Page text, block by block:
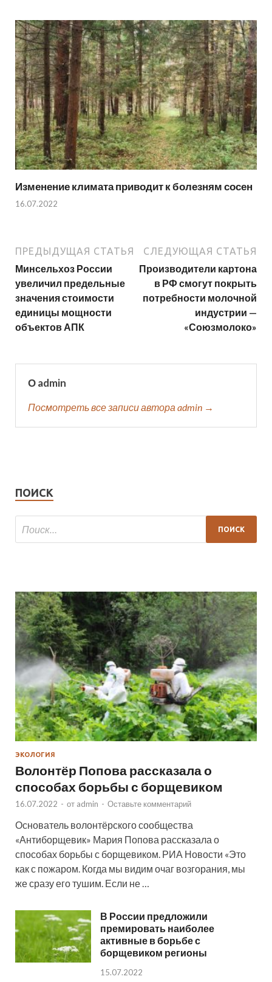
Изменение климата приводит к болезням сосен
16.07.2022
ПРЕДЫДУЩАЯ СТАТЬЯ
Минсельхоз России
увеличил предельные
значения стоимости
единицы мощности
объектов АПК
СЛЕДУЮЩАЯ СТАТЬЯ
Производители картона
в РФ смогут покрыть
потребности молочной
индустрии —
«Союзмолоко»
О admin
Посмотреть все записи автора admin →
ПОИСК
ЭКОЛОГИЯ
Волонтёр Попова рассказала о
способах борьбы с борщевиком
16.07.2022 - от admin - Оставьте комментарий
Основатель волонтёрского сообщества
«Антиборщевик» Мария Попова рассказала о
способах борьбы с борщевиком. РИА Новости «Это
как с пожаром. Когда мы видим очаг возгорания, мы
же сразу его тушим. Если не …
В России предложили
премировать наиболее
активные в борьбе с
борщевиком регионы
15.07.2022